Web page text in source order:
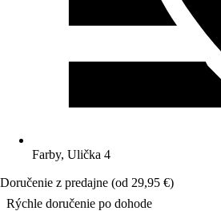
Farby, Ulička 4
Doručenie z predajne (od 29,95 €)
Rýchle doručenie po dohode